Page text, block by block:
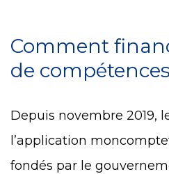
Comment
de
Depuis novembre 2019,
l’application
fondés par le